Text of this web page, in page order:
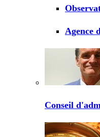
Agence
Conseil